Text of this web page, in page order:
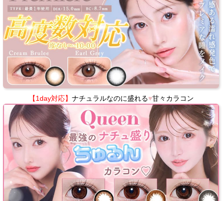
【1day対応】 ナチュラルなのに盛れる♥甘々カラコン